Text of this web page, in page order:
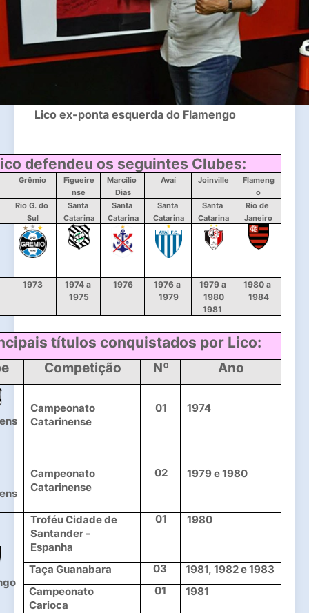
Lico ex-ponta esquerda do Flamengo
defendeu os seguintes Clubes:
Grêmio
Figueire
nse
Marcílio
Dias
Avaí Joinville
Flameng
o
Rio G. do
Sul
Santa
Catarina
Santa
Catarina
Santa
Catarina
Santa
Catarina
Rio de
Janeiro
1973
1974 a
1975
1976
1976 a
1979
1979 a
1980
1981
1980 a
1984
títulos conquistados por Lico:
Competição Nº Ano
Campeonato
Catarinense
01 1974
Campeonato
Catarinense
02 1979 e 1980
Troféu Cidade de
Santander -
Espanha
01 1980
Taça Guanabara 03
1981, 1982 e 1983
Campeonato
Carioca
01 1981